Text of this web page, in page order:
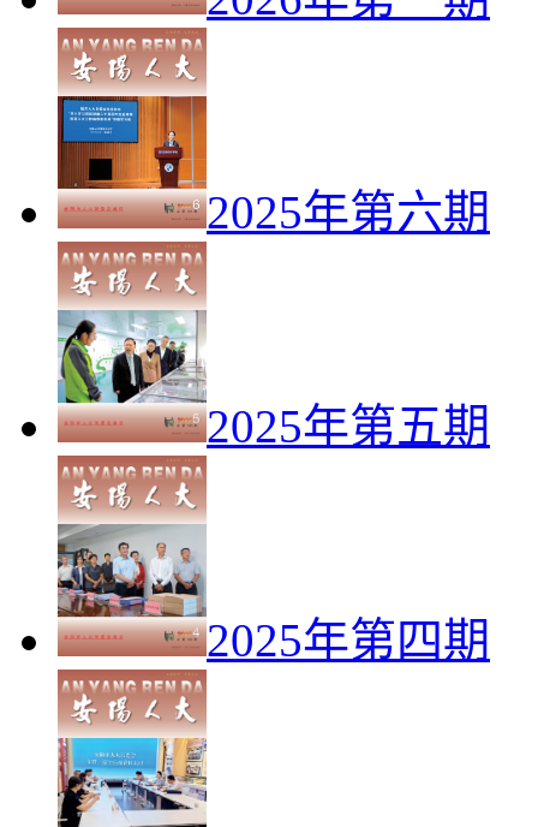
2025年第六期
2025年第五期
2025年第四期